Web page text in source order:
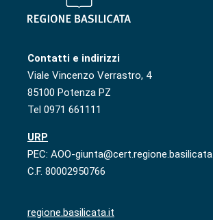
Contatti e indirizzi
Viale Vincenzo Verrastro, 4
85100 Potenza PZ
Tel 0971 661111
URP
PEC: AOO-
C.F. 80002950766
regione.basilicata.it